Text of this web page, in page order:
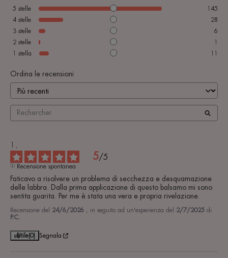
5 stelle
145
4 stelle
28
3 stelle
6
2 stelle
1
1 stella 11
Ordina le recensioni
5/5
Recensione spontanea
Faticavo a risolvere un problema di secchezza e desquamazione
delle labbra. Dalla prima applicazione di questo balsamo mi sono
sentita guarita. Per me è stata una vera e propria rivelazione.
Recensione del 24/6/2026 , in seguito ad un'esperienza del 2/7/2025 di
P.C.
Utile(0) Segnala